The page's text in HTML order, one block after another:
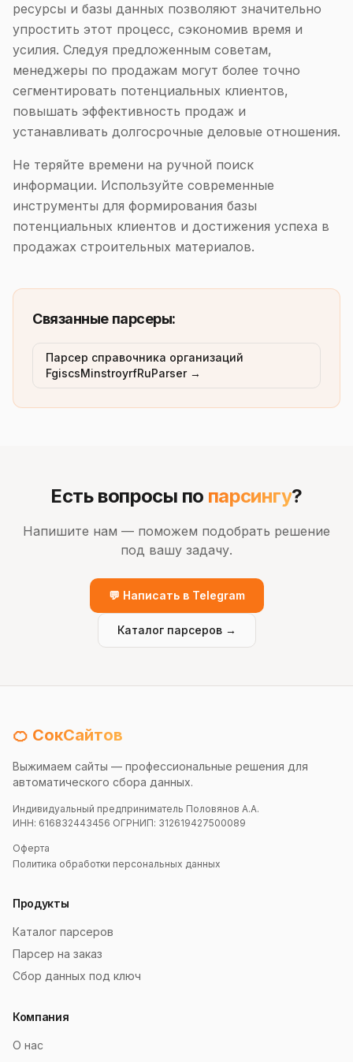
ресурсы и базы данных позволяют значительно
упростить этот процесс, сэкономив время и
усилия. Следуя предложенным советам,
менеджеры по продажам могут более точно
сегментировать потенциальных клиентов,
повышать эффективность продаж и
устанавливать долгосрочные деловые отношения.
Не теряйте времени на ручной поиск
информации. Используйте современные
инструменты для формирования базы
потенциальных клиентов и достижения успеха в
продажах строительных материалов.
Связанные парсеры:
Парсер справочника организаций
FgiscsMinstroyrfRuParser →
Есть вопросы по парсингу?
Напишите нам — поможем подобрать решение
под вашу задачу.
💬 Написать в Telegram
Каталог парсеров →
🍊 СокСайтов
Выжимаем сайты — профессиональные решения для
автоматического сбора данных.
Индивидуальный предприниматель Половянов А.А.
ИНН: 616832443456 ОГРНИП: 312619427500089
Оферта
Политика обработки персональных данных
Продукты
Каталог парсеров
Парсер на заказ
Сбор данных под ключ
Компания
О нас